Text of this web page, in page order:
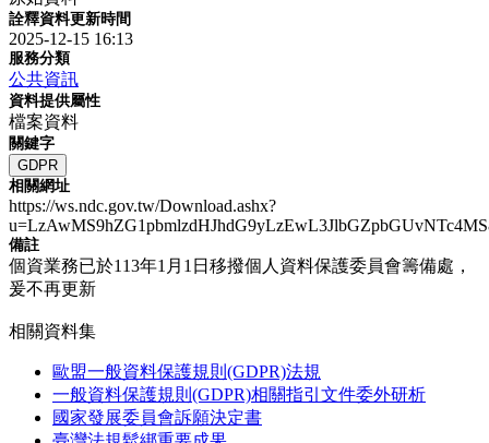
詮釋資料更新時間
2025-12-15 16:13
服務分類
公共資訊
資料提供屬性
檔案資料
關鍵字
GDPR
相關網址
https://ws.ndc.gov.tw/Download.ashx?
備註
個資業務已於113年1月1日移撥個人資料保護委員會籌備處，
爰不再更新
相關資料集
歐盟一般資料保護規則(GDPR)法規
一般資料保護規則(GDPR)相關指引文件委外研析
國家發展委員會訴願決定書